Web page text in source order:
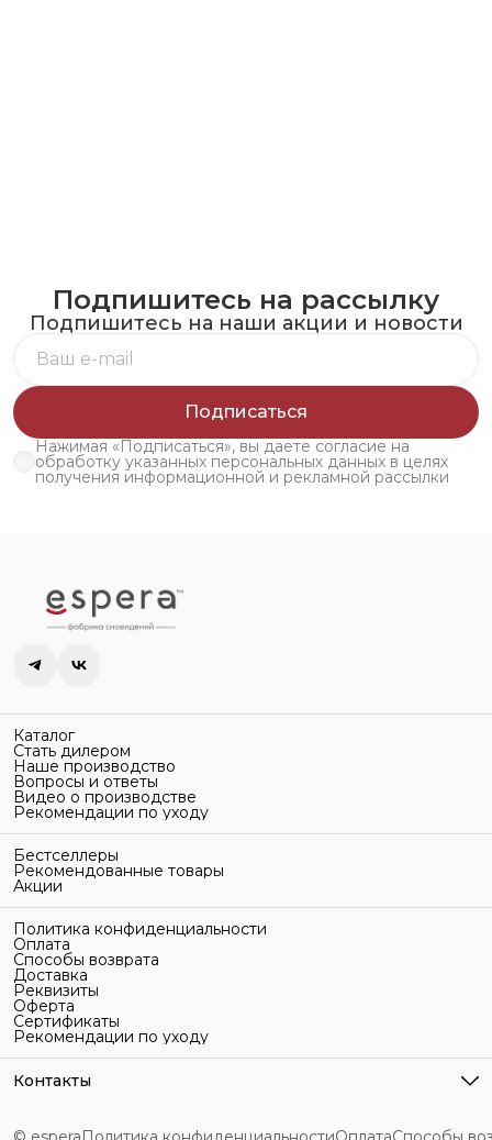
Подпишитесь на рассылку
Подпишитесь на наши акции и новости
Подписаться
Нажимая «Подписаться», вы даете согласие на
обработку указанных персональных данных в целях
получения информационной и рекламной рассылки
Каталог
Стать дилером
Наше производство
Вопросы и ответы
Видео о производстве
Рекомендации по уходу
Бестселлеры
Рекомендованные товары
Акции
Политика конфиденциальности
Оплата
Способы возврата
Доставка
Реквизиты
Оферта
Сертификаты
Рекомендации по уходу
Контакты